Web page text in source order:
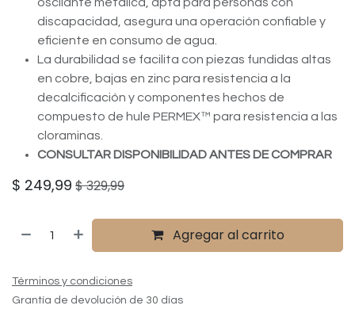
discapacidad, asegura una operación confiable y
eficiente en consumo de agua.
La durabilidad se facilita con piezas fundidas altas
en cobre, bajas en zinc para resistencia a la
decalcificación y componentes hechos de
compuesto de hule PERMEX™ para resistencia a las
cloraminas.
CONSULTAR DISPONIBILIDAD ANTES DE COMPRAR
$ 249,99 $329,99
Agregar al carrito
Términos y condiciones
Grantía de devolución de 30 días